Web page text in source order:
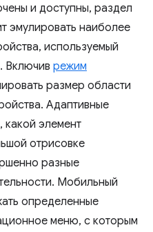
и доступны, раздел
эмулировать наиболее
используемый
Включив режим
размер области
Адаптивные
какой элемент
отрисовке
разные
Мобильный
определенные
меню, с которым